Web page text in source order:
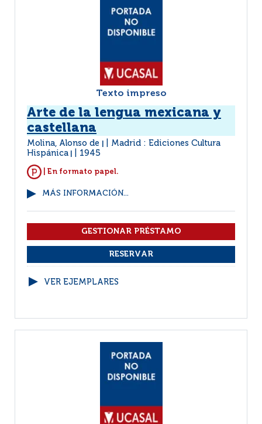
Texto impreso
Arte de la lengua mexicana y
castellana
Molina, Alonso de
Madrid : Ediciones Cultura
Hispánica
1945
| En formato papel.
MÁS INFORMACIÓN...
VER EJEMPLARES